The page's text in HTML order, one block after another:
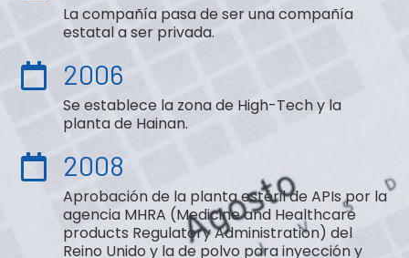
La compañía pasa de ser una compañía
estatal a ser privada.
2006
Se establece la zona de High-Tech y la
planta de Hainan.
2008
Aprobación de la planta estéril de APIs por la
agencia MHRA (Medicine and Healthcare
products Regulatory Administration) del
Reino Unido y la de polvo para inyección y